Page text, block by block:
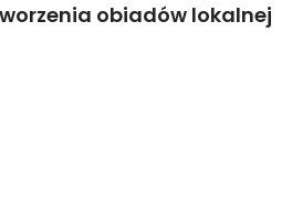
obiadów lokalnej